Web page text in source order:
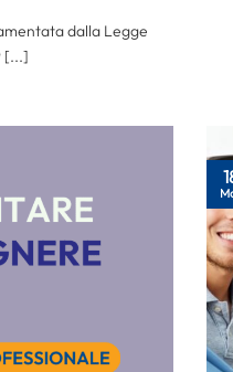
dalla Legge
[...]